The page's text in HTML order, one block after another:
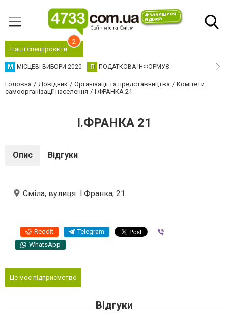
Наші спецпроєкти
2
М МІСЦЕВІ ВИБОРИ 2020 П ПОДАТКОВА ІНФОРМУЄ
Головна Довідник Організації та представництва
Комітети
самоорганізації населення
І.ФРАНКА 21
І.ФРАНКА 21
Опис Відгуки
Сміла, вулиця І.Франка, 21
Reddit Telegram
WhatsApp
Це моє підприємство
Відгуки